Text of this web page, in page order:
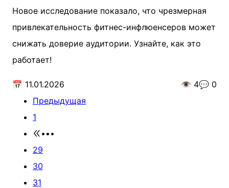
Новое исследование показало, что чрезмерная
привлекательность фитнес-инфлюенсеров может
снижать доверие аудитории. Узнайте, как это
работает!
📅 11.01.2026 👁️ 4💬 0
Предыдущая
1
•••
29
30
31